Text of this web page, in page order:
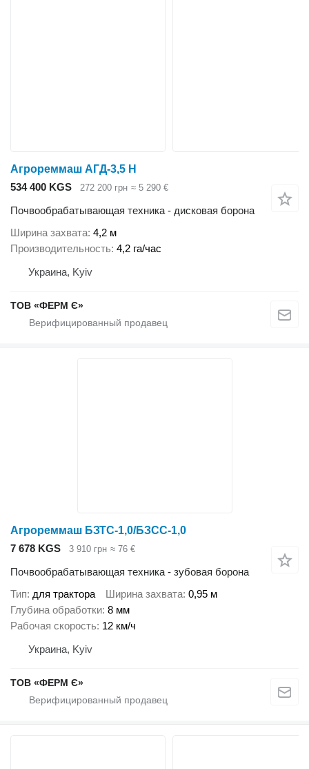
Агрореммаш АГД-3,5 Н
534 400 KGS
272 200 грн ≈ 5 290 €
Почвообрабатывающая техника - дисковая борона
Ширина захвата 4,2 м
Производительность 4,2 га/час
Украина, Kyiv
ТОВ «ФЕРМ Є»
Агрореммаш БЗТС-1,0/БЗСС-1,0
7 678 KGS
3 910 грн ≈ 76 €
Почвообрабатывающая техника - зубовая борона
Тип для трактора Ширина захвата 0,95 м
Глубина обработки 8 мм
Рабочая скорость 12 км/ч
Украина, Kyiv
ТОВ «ФЕРМ Є»